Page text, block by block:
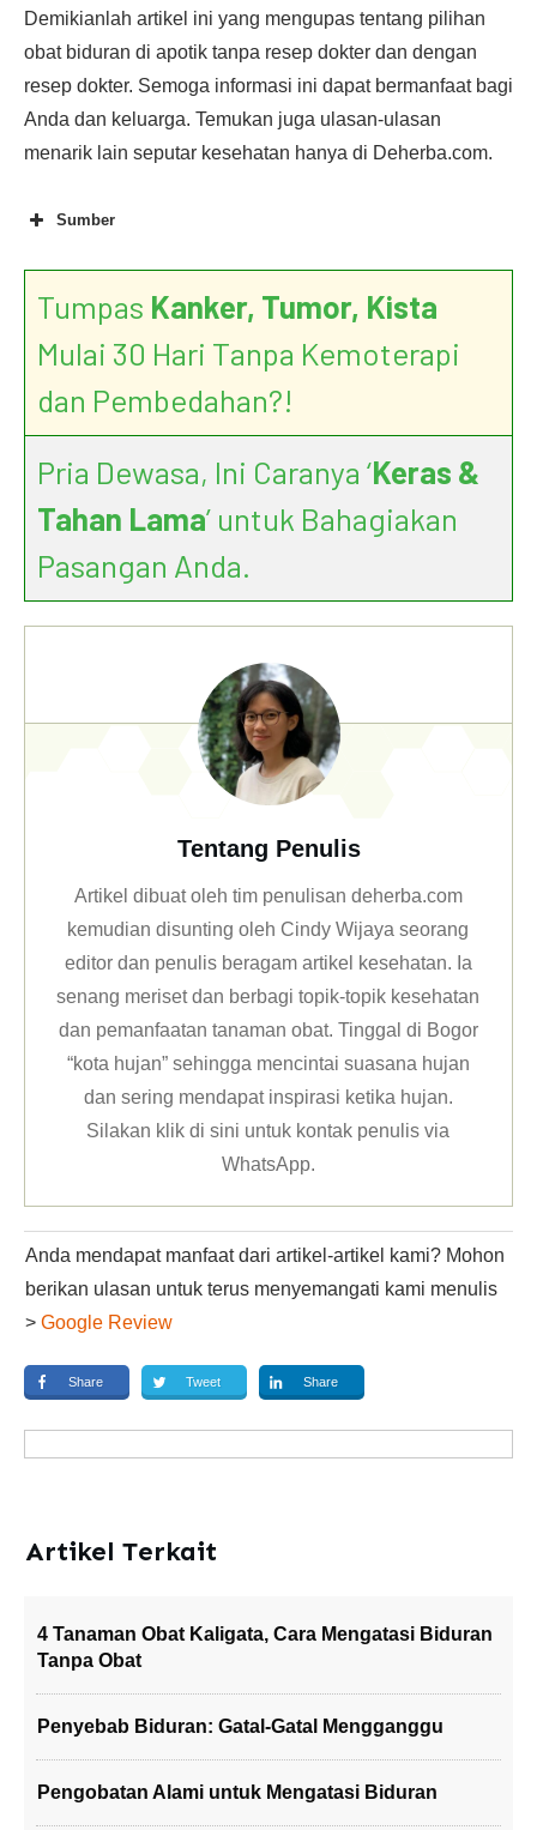
Demikianlah artikel ini yang mengupas tentang pilihan
obat biduran di apotik tanpa resep dokter dan dengan
resep dokter. Semoga informasi ini dapat bermanfaat bagi
Anda dan keluarga. Temukan juga ulasan-ulasan
menarik lain seputar kesehatan hanya di Deherba.com.
Sumber
Tumpas Kanker, Tumor, Kista
Mulai 30 Hari Tanpa Kemoterapi
dan Pembedahan?!
Pria Dewasa, Ini Caranya ‘Keras &
Tahan Lama’ untuk Bahagiakan
Pasangan Anda.
Tentang Penulis
Artikel dibuat oleh tim penulisan deherba.com
kemudian disunting oleh Cindy Wijaya seorang
editor dan penulis beragam artikel kesehatan. Ia
senang meriset dan berbagi topik-topik kesehatan
dan pemanfaatan tanaman obat. Tinggal di Bogor
“kota hujan” sehingga mencintai suasana hujan
dan sering mendapat inspirasi ketika hujan.
Silakan klikdi sini untuk kontak penulis via
WhatsApp.
Anda mendapat manfaat dari artikel-artikel kami? Mohon
berikan ulasan untuk terus menyemangati kami menulis
> Google Review
Share Tweet Share
Artikel Terkait
4 Tanaman Obat Kaligata, Cara Mengatasi Biduran
Tanpa Obat
Penyebab Biduran: Gatal-Gatal Mengganggu
Pengobatan Alami untuk Mengatasi Biduran